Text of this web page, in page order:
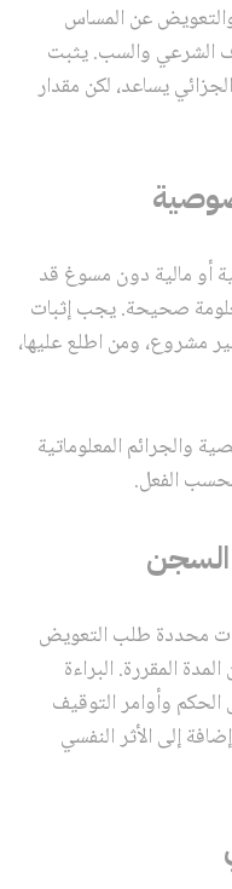
عن المساس
الشرعي والسب. يثبت
يساعد، لكن مقدار
أو مالية دون مسوغ قد
صحيحة. يجب إثبات
مشروع، ومن اطلع عليها،
والجرائم المعلوماتية
الفعل.
السجن
محددة طلب التعويض
المقررة. البراءة
وأوامر التوقيف
إلى الأثر النفسي